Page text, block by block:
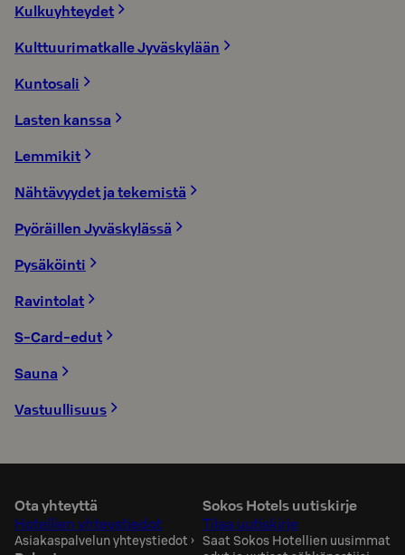
Kulkuyhteydet
Kulttuurimatkalle Jyväskylään
Kuntosali
Lasten kanssa
Lemmikit
Nähtävyydet ja tekemistä
Pyöräillen Jyväskylässä
Pysäköinti
Ravintolat
S-Card-edut
Sauna
Vastuullisuus
Ota yhteyttä
Hotellien yhteystiedot
Asiakaspalvelun yhteystiedot ›
Sokos Hotels uutiskirje
Tilaa uutiskirje
Saat Sokos Hotellien uusimmat